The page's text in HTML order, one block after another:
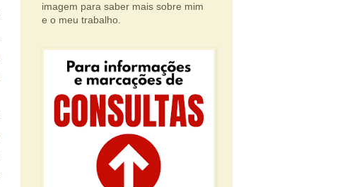
imagem para saber mais sobre mim
e o meu trabalho.